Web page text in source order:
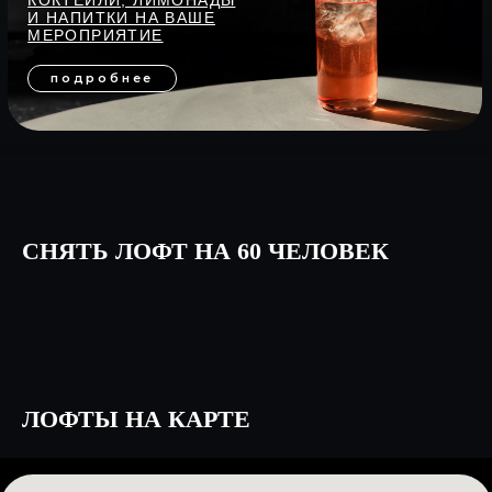
СНЯТЬ ЛОФТ НА 60 ЧЕЛОВЕК
ЛОФТЫ НА КАРТЕ